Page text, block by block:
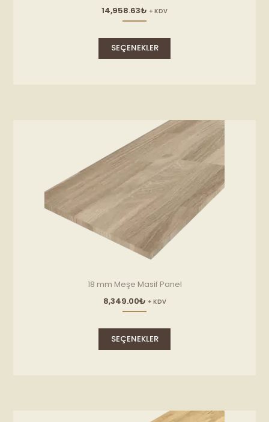
14,958.63₺ + KDV
SEÇENEKLER
birden
ürün
sayfasından
seçilebilir
18 mm Meşe Masif Panel
8,349.00₺ + KDV
SEÇENEKLER
birden
ürün